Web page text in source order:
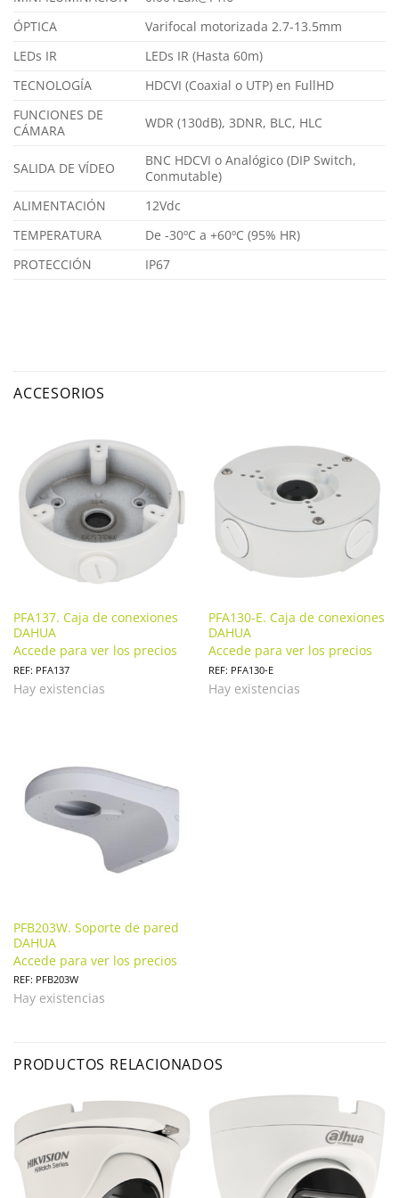
ÓPTICA
Varifocal motorizada 2.7-13.5mm
LEDs IR
LEDs IR (Hasta 60m)
TECNOLOGÍA
HDCVI (Coaxial o UTP) en FullHD
FUNCIONES DE
CÁMARA
WDR (130dB), 3DNR, BLC, HLC
SALIDA DE VÍDEO
BNC HDCVI o Analógico (DIP Switch,
Conmutable)
ALIMENTACIÓN
12Vdc
TEMPERATURA
De -30ºC a +60ºC (95% HR)
PROTECCIÓN
IP67
ACCESORIOS
PFA137. Caja de conexiones
DAHUA
Accede para ver los precios
REF: PFA137
Hay existencias
PFA130-E. Caja de conexiones
DAHUA
Accede para ver los precios
REF: PFA130-E
Hay existencias
PFB203W. Soporte de pared
DAHUA
Accede para ver los precios
REF: PFB203W
Hay existencias
PRODUCTOS RELACIONADOS